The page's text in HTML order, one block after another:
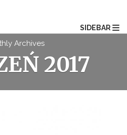
SIDEBAR
Archives
2017